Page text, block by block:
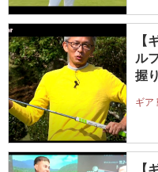
【
ル
握
ギア